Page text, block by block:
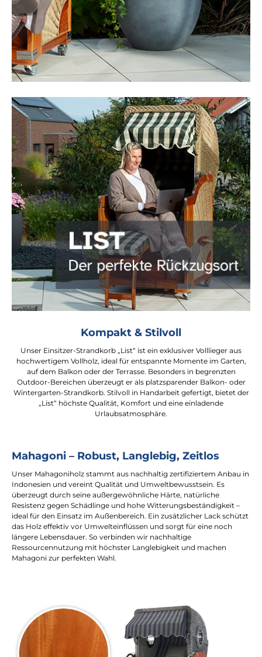
Kompakt & Stilvoll
Unser Einsitzer-Strandkorb „List“ ist ein exklusiver Volllieger aus
hochwertigem Vollholz, ideal für entspannte Momente im Garten,
auf dem Balkon oder der Terrasse. Besonders in begrenzten
Outdoor-Bereichen überzeugt er als platzsparender Balkon- oder
Wintergarten-Strandkorb. Stilvoll in Handarbeit gefertigt, bietet der
„List“ höchste Qualität, Komfort und eine einladende
Urlaubsatmosphäre.
Mahagoni – Robust, Langlebig, Zeitlos
Unser Mahagoniholz stammt aus nachhaltig zertifiziertem Anbau in
Indonesien und vereint Qualität und Umweltbewusstsein. Es
überzeugt durch seine außergewöhnliche Härte, natürliche
Resistenz gegen Schädlinge und hohe Witterungsbeständigkeit –
ideal für den Einsatz im Außenbereich. Ein zusätzlicher Lack schützt
das Holz effektiv vor Umwelteinflüssen und sorgt für eine noch
längere Lebensdauer. So verbinden wir nachhaltige
Ressourcennutzung mit höchster Langlebigkeit und machen
Mahagoni zur perfekten Wahl.